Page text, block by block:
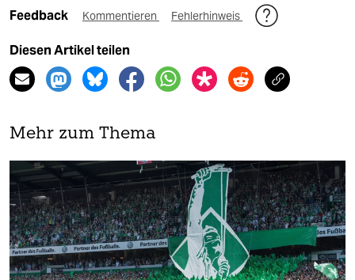
Feedback Kommentieren Fehlerhinweis
Diesen Artikel teilen
Mehr zum Thema